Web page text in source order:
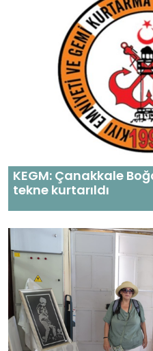
KEGM: Çanakkale
tekne kurtarıldı